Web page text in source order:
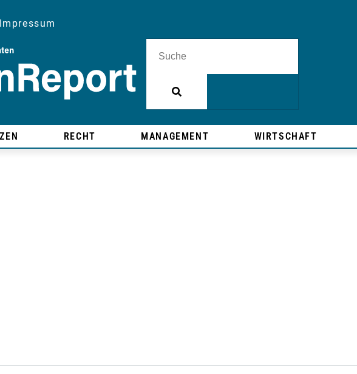
Impressum
RECHT MANAGEMENT WIRTSCHAFT